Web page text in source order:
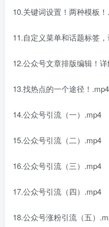
10.关键词设置！两种模板
11.自定义菜单和话题标签
12.公众号文章排版编辑！
13.找热点的一个途径！.mp4
14.公众号引流（一）.mp4
15.公众号引流（二）.mp4
16.公众号引流（三）.mp4
17.公众号引流（四）.mp4
18.公众号涨粉引流（五）